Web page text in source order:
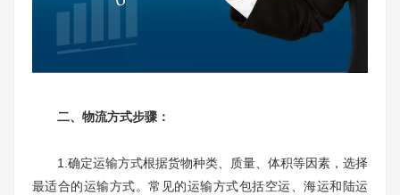
二、物流方式步骤：
1.确定运输方式根据货物种类、质量、体积等因素，选择
最适合的运输方式。常见的运输方式包括空运、海运和陆运